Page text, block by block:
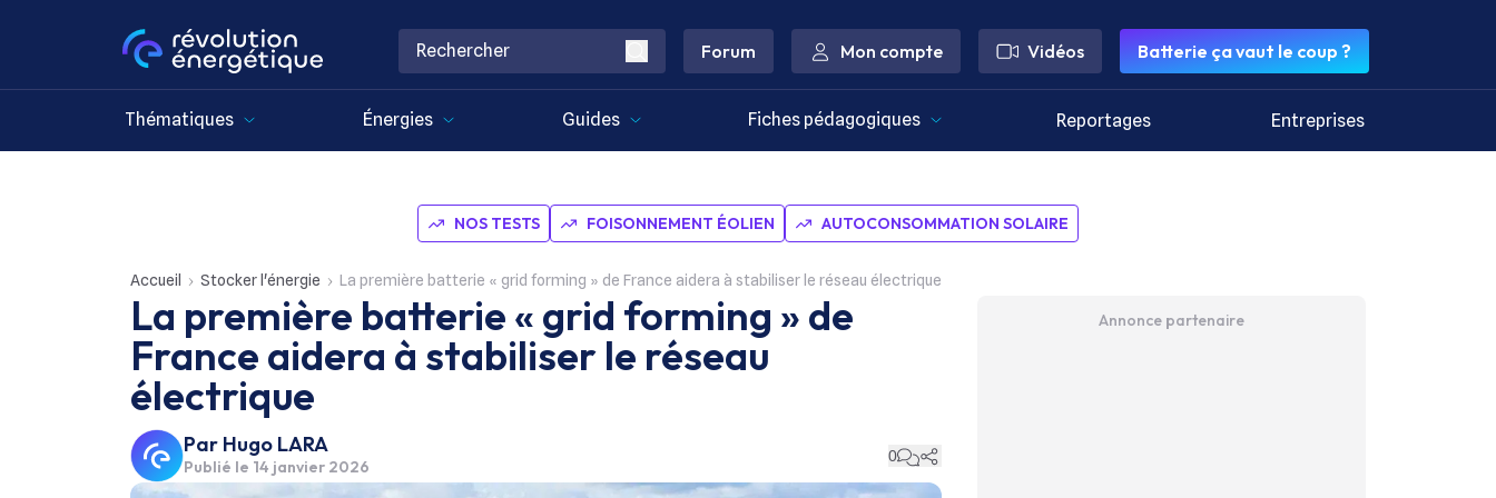
Forum Mon compte Vidéos Batterie ça vaut le coup ?
Thématiques Énergies Guides Fiches pédagogiques Reportages Entreprises
NOS TESTS FOISONNEMENT ÉOLIEN AUTOCONSOMMATION SOLAIRE
Accueil Stocker l'énergie La première batterie « grid forming » de France aidera à stabiliser le réseau électrique
La première batterie « grid forming » de
France aidera à stabiliser le réseau
électrique
Par Hugo LARA
Publié le 14 janvier 2026
0
Annonce partenaire